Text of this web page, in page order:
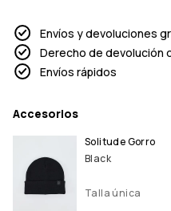
Envíos y devoluciones
Derecho de devolución
Envíos rápidos
Accesorios
Solitude Gorro
Black
Talla única